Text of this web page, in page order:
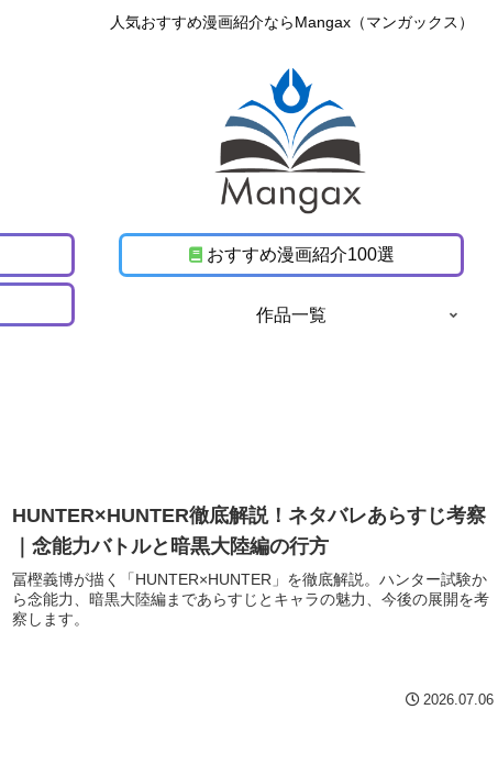
人気おすすめ漫画紹介ならMangax（マンガックス）
おすすめ漫画紹介100選
作品一覧
HUNTER×HUNTER徹底解説！ネタバレあらすじ考察
｜念能力バトルと暗黒大陸編の行方
冨樫義博が描く「HUNTER×HUNTER」を徹底解説。ハンター試験か
ら念能力、暗黒大陸編まであらすじとキャラの魅力、今後の展開を考
察します。
2026.07.06